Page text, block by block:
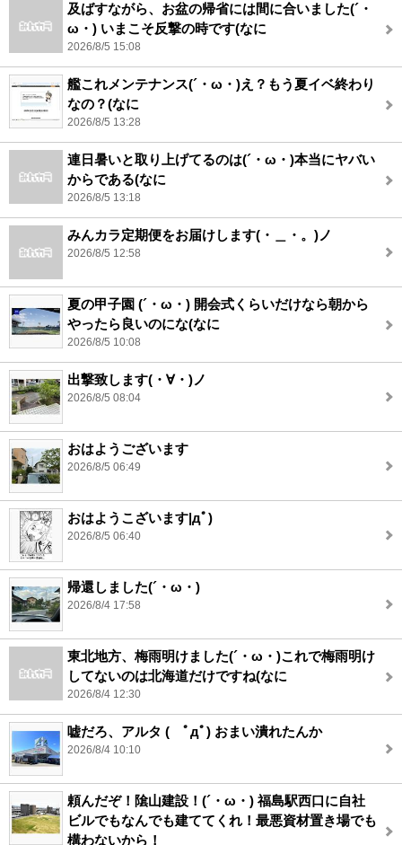
及ばすながら、お盆の帰省には間に合いました(´・
ω・) いまこそ反撃の時です(なに
2026/8/5 15:08
艦これメンテナンス(´・ω・)え？もう夏イベ終わり
なの？(なに
2026/8/5 13:28
連日暑いと取り上げてるのは(´・ω・)本当にヤバい
からである(なに
2026/8/5 13:18
みんカラ定期便をお届けします(・＿・。)ノ
2026/8/5 12:58
夏の甲子園 (´・ω・) 開会式くらいだけなら朝から
やったら良いのにな(なに
2026/8/5 10:08
出撃致します(・∀・)ノ
2026/8/5 08:04
おはようございます
2026/8/5 06:49
おはようこざいます|дﾟ)
2026/8/5 06:40
帰還しました(´・ω・)
2026/8/4 17:58
東北地方、梅雨明けました(´・ω・)これで梅雨明け
してないのは北海道だけですね(なに
2026/8/4 12:30
嘘だろ、アルタ ( ﾟдﾟ) おまい潰れたんか
2026/8/4 10:10
頼んだぞ！隂山建設！(´・ω・) 福島駅西口に自社
ビルでもなんでも建ててくれ！最悪資材置き場でも
構わないから！